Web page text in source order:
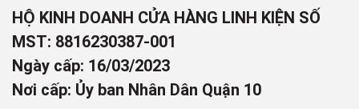
HỘ KINH DOANH CỬA HÀNG LINH KIỆN SỐ
MST: 8816230387-001
Ngày cấp: 16/03/2023
Nơi cấp: Ủy ban Nhân Dân Quận 10